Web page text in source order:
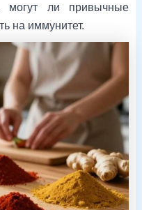
могут ли привычные
на иммунитет.